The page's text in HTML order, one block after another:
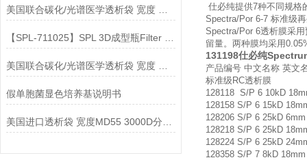
假单胞菌显色培养基说明书
仕必纯提供7种不同规格
Spectra/Por 6-7 标准级
Spectra/Por 6透析膜采
留量。两种膜均采用
131198仕必纯
产品编号 中文名称 英文
标准级RC透析膜
128118 S/P 6 10kD
128158 S/P 6 15kD
128206 S/P 6 25kD
128218 S/P 6 25kD
128224 S/P 6 25kD
128358 S/P 7 8kD